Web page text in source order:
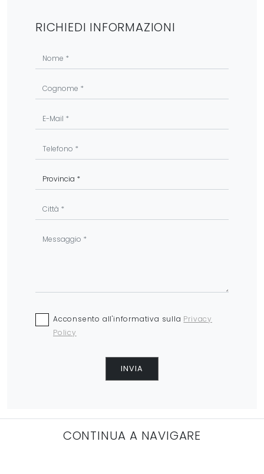
RICHIEDI INFORMAZIONI
Acconsento all'informativa sulla Privacy
Policy
INVIA
CONTINUA A NAVIGARE